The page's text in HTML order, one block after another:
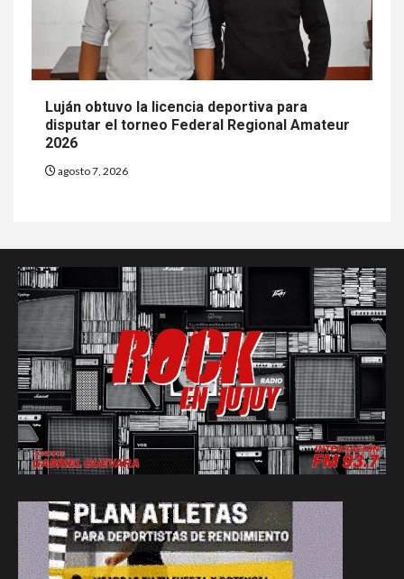
Luján obtuvo la licencia deportiva para
disputar el torneo Federal Regional Amateur
2026
agosto 7, 2026